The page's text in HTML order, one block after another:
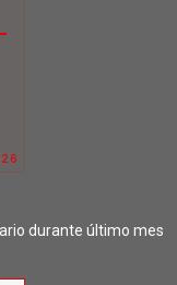
durante último mes